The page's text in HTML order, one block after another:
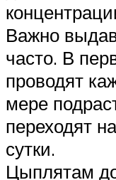
Важно
часто. В
проводят
мере
переходят
сутки.
Цыплятам